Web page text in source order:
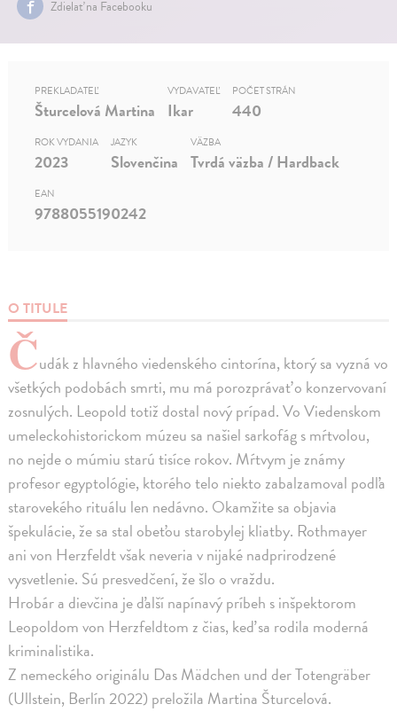
Zdielať na Facebooku
O TITULE
Čudák z hlavného viedenského cintorína, ktorý sa vyzná vo
všetkých podobách smrti, mu má porozprávať o konzervovaní
zosnulých. Leopold totiž dostal nový prípad. Vo Viedenskom
umeleckohistorickom múzeu sa našiel sarkofág s mŕtvolou,
no nejde o múmiu starú tisíce rokov. Mŕtvym je známy
profesor egyptológie, ktorého telo niekto zabalzamoval podľa
starovekého rituálu len nedávno. Okamžite sa objavia
špekulácie, že sa stal obeťou starobylej kliatby. Rothmayer
ani von Herzfeldt však neveria v nijaké nadprirodzené
vysvetlenie. Sú presvedčení, že šlo o vraždu.
Hrobár a dievčina je ďalší napínavý príbeh s inšpektorom
Leopoldom von Herzfeldtom z čias, keď sa rodila moderná
kriminalistika.
Z nemeckého originálu Das Mädchen und der Totengräber
(Ullstein, Berlín 2022) preložila Martina Šturcelová.
PREKLADATEĽ
Šturcelová Martina
VYDAVATEĽ
Ikar
POČET STRÁN
440
ROK VYDANIA
2023
JAZYK
Slovenčina
VÄZBA
Tvrdá väzba / Hardback
EAN
9788055190242